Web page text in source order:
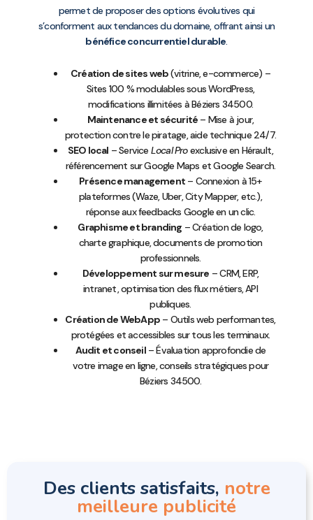
permet de proposer des options évolutives qui
s’conforment aux tendances du domaine, offrant ainsi un
bénéfice concurrentiel durable.
Création de sites web(vitrine, e-commerce) –
Sites 100 % modulables sous WordPress,
modifications illimitées à Béziers 34500.
Maintenance et sécurité – Mise à jour,
protection contre le piratage, aide technique 24/7.
SEO local – Service Local Proexclusive en Hérault,
référencement sur Google Maps et Google Search.
Présence management – Connexion à 15+
plateformes (Waze, Uber, City Mapper, etc.),
réponse aux feedbacks Google en un clic.
Graphisme et branding – Création de logo,
charte graphique, documents de promotion
professionnels.
Développement sur mesure – CRM, ERP,
intranet, optimisation des flux métiers, API
publiques.
Création de WebApp – Outils web performantes,
protégées et accessibles sur tous les terminaux.
Audit et conseil– Évaluation approfondie de
votre image en ligne, conseils stratégiques pour
Béziers 34500.
Des clients satisfaits, notre
meilleure publicité